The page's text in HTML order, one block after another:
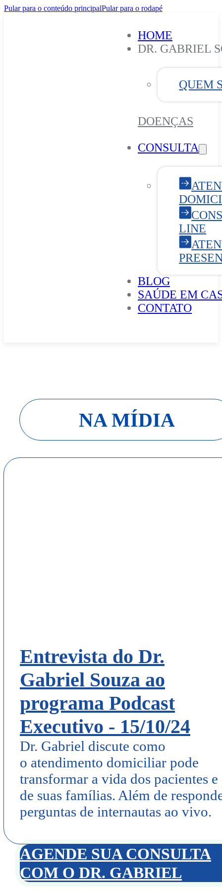
Pular para o conteúdo principalPular para o rodapé
HOME
DR. GABRIEL
QUEM
DOENÇAS
CONSULTA
LINE
BLOG
SAÚDE EM
CONTATO
NA MÍDIA
Entrevista do Dr.
Gabriel Souza ao
programa Podcast
Executivo - 15/10/24
Dr. Gabriel discute como
o atendimento domiciliar pode
transformar a vida dos pacientes e
de suas famílias. Além de
perguntas de internautas ao vivo.
AGENDE SUA CONSULTA
COM O DR. GABRIEL